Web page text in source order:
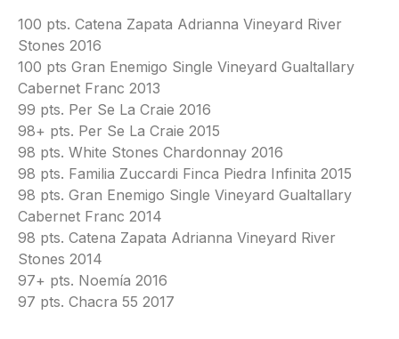
100 pts. Catena Zapata Adrianna Vineyard River
Stones 2016
100 pts Gran Enemigo Single Vineyard Gualtallary
Cabernet Franc 2013
99 pts. Per Se La Craie 2016
98+ pts. Per Se La Craie 2015
98 pts. White Stones Chardonnay 2016
98 pts. Familia Zuccardi Finca Piedra Infinita 2015
98 pts. Gran Enemigo Single Vineyard Gualtallary
Cabernet Franc 2014
98 pts. Catena Zapata Adrianna Vineyard River
Stones 2014
97+ pts. Noemía 2016
97 pts. Chacra 55 2017